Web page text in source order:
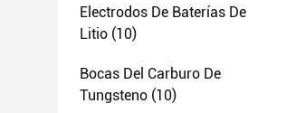
Electrodos De Baterías De
Litio (10)
Bocas Del Carburo De
Tungsteno (10)